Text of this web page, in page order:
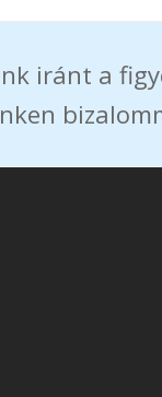
iránt a